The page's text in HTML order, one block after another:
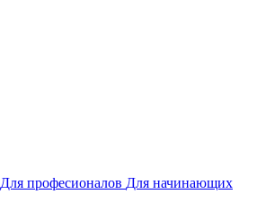
Для професионалов Для начинающих